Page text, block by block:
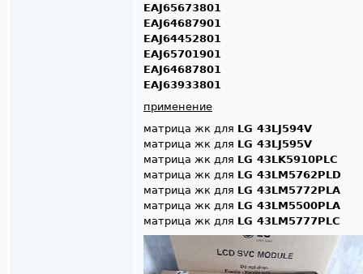
EAJ65673801
EAJ64687901
EAJ64452801
EAJ65701901
EAJ64687801
EAJ63933801
применение
матрица жк для LG 43LJ594V
матрица жк для LG 43LJ595V
матрица жк для LG 43LK5910PLC
матрица жк для LG 43LM5762PLD
матрица жк для LG 43LM5772PLA
матрица жк для LG 43LM5500PLA
матрица жк для LG 43LM5777PLC